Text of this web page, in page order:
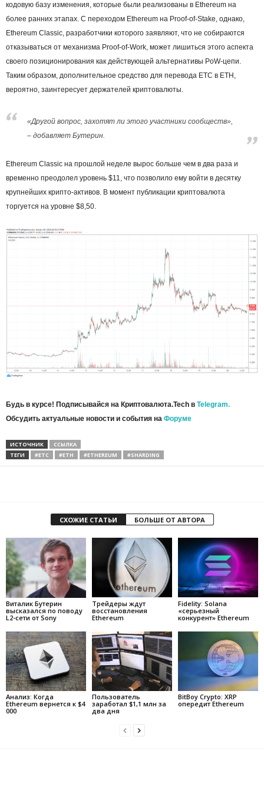
кодовую базу изменения, которые были реализованы в Ethereum на
более ранних этапах. С переходом Ethereum на Proof-of-Stake, однако,
Ethereum Classic, разработчики которого заявляют, что не собираются
отказываться от механизма Proof-of-Work, может лишиться этого аспекта
своего позиционирования как действующей альтернативы PoW-цепи.
Таким образом, дополнительное средство для перевода ETC в ETH,
вероятно, заинтересует держателей криптовалюты.
«Другой вопрос, захотят ли этого участники сообществ»,
– добавляет Бутерин.
Ethereum Classic на прошлой неделе вырос больше чем в два раза и
временно преодолел уровень $11, что позволило ему войти в десятку
крупнейших крипто-активов. В момент публикации криптовалюта
торгуется на уровне $8,50.
Будь в курсе! Подписывайся на Криптовалюта.Tech в Telegram.
Обсудить актуальные новости и события на Форуме
ИСТОЧНИК
ССЫЛКА
ТЕГИ
#ETC #ETH #ETHEREUM #SHARDING
СХОЖИЕ СТАТЬИ БОЛЬШЕ ОТ АВТОРА
Виталик Бутерин
высказался по поводу
L2-сети от Sony
Трейдеры ждут
восстановления
Ethereum
Fidelity: Solana
«серьезный
конкурент» Ethereum
Анализ: Когда
Ethereum вернется к $4
000
Пользователь
заработал $1,1 млн за
два дня
BitBoy Crypto: XRP
опередит Ethereum